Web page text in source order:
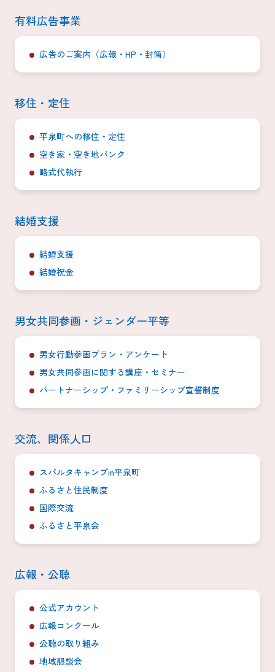
有料広告事業
広告のご案内（広報・HP・封筒）
移住・定住
平泉町への移住・定住
空き家・空き地バンク
略式代執行
結婚支援
結婚支援
結婚祝金
男女共同参画・ジェンダー平等
男女行動参画プラン・アンケート
男女共同参画に関する講座・セミナー
パートナーシップ・ファミリーシップ宣誓制度
交流、関係人口
スパルタキャンプin平泉町
ふるさと住民制度
国際交流
ふるさと平泉会
広報・公聴
公式アカウント
広報コンクール
公聴の取り組み
地域懇談会